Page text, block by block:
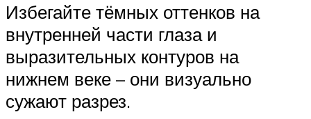
Избегайте тёмных оттенков на
внутренней части глаза и
выразительных контуров на
нижнем веке – они визуально
сужают разрез.